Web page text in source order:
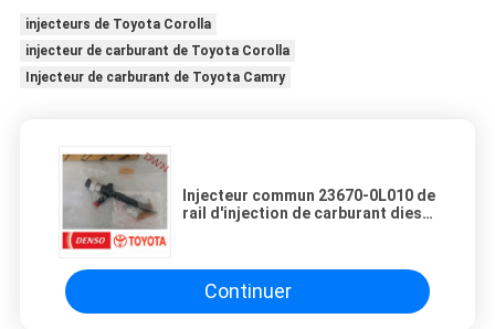
injecteurs de Toyota Corolla
injecteur de carburant de Toyota Corolla
Injecteur de carburant de Toyota Camry
Injecteur commun 23670-0L010 de
rail d'injection de carburant diesel
Continuer